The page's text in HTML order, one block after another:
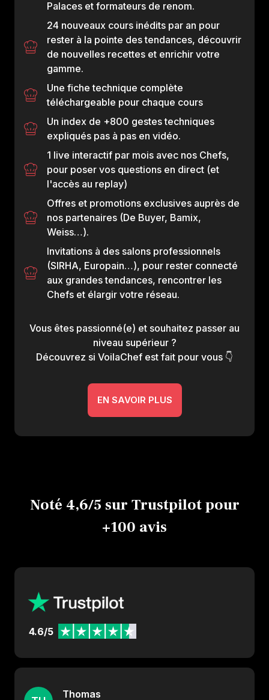
Palaces et formateurs de renom.
24 nouveaux cours inédits par an pour
rester à la pointe des tendances, découvrir
de nouvelles recettes et enrichir votre
gamme.
Une fiche technique complète
téléchargeable pour chaque cours
Un index de +800 gestes techniques
expliqués pas à pas en vidéo.
1 live interactif par mois avec nos Chefs,
pour poser vos questions en direct (et
l'accès au replay)
Offres et promotions exclusives auprès de
nos partenaires (De Buyer, Bamix,
Weiss…).
Invitations à des salons professionnels
(SIRHA, Europain…), pour rester connecté
aux grandes tendances, rencontrer les
Chefs et élargir votre réseau.
Vous êtes passionné(e) et souhaitez passer au
niveau supérieur ?
Découvrez si VoilaChef est fait pour vous 👇
EN SAVOIR PLUS
Noté 4,6/5 sur Trustpilot pour
+100 avis
4.6/5
Thomas